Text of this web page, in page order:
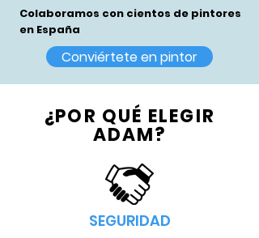
Colaboramos con cientos de pintores
en España
Conviértete en pintor
¿POR QUÉ ELEGIR
ADAM?
SEGURIDAD